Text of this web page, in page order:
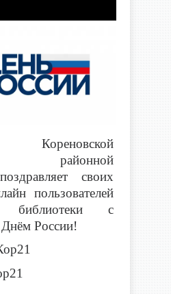
Кореновской
районной
своих
пользователей
с
России!